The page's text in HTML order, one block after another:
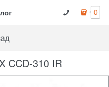
0
CCD-310 IR